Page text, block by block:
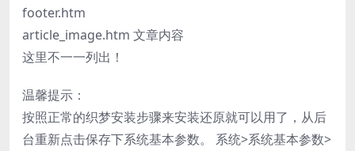
footer.htm
article_image.htm 文章内容
这里不一一列出！
温馨提示：
按照正常的织梦安装步骤来安装还原就可以用了，从后
台重新点击保存下系统基本参数。 系统>系统基本参数>